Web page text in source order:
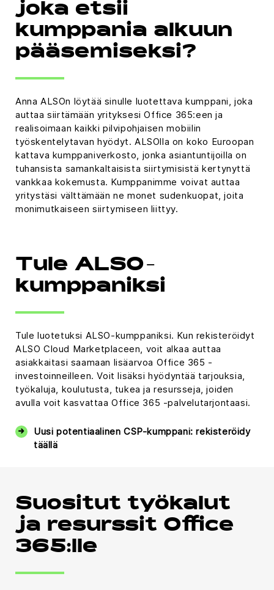
joka etsii
kumppania alkuun
pääsemiseksi?
Anna ALSOn löytää sinulle luotettava kumppani, joka
auttaa siirtämään yrityksesi Office 365:een ja
realisoimaan kaikki pilvipohjaisen mobiilin
työskentelytavan hyödyt. ALSOlla on koko Euroopan
kattava kumppaniverkosto, jonka asiantuntijoilla on
tuhansista samankaltaisista siirtymisistä kertynyttä
vankkaa kokemusta. Kumppanimme voivat auttaa
yritystäsi välttämään ne monet sudenkuopat, joita
monimutkaiseen siirtymiseen liittyy.
Tule ALSO-
kumppaniksi
Tule luotetuksi ALSO-kumppaniksi. Kun rekisteröidyt
ALSO Cloud Marketplaceen, voit alkaa auttaa
asiakkaitasi saamaan lisäarvoa Office 365 -
investoinneilleen. Voit lisäksi hyödyntää tarjouksia,
työkaluja, koulutusta, tukea ja resursseja, joiden
avulla voit kasvattaa Office 365 -palvelutarjontaasi.
Uusi potentiaalinen CSP-kumppani: rekisteröidy
täällä
Suositut työkalut
ja resurssit Office
365:lle